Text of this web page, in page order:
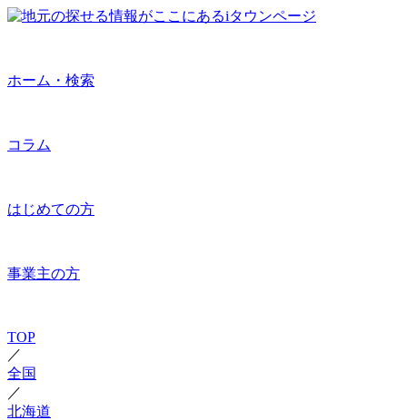
ホーム・検索
コラム
はじめての方
事業主の方
TOP
／
全国
／
北海道